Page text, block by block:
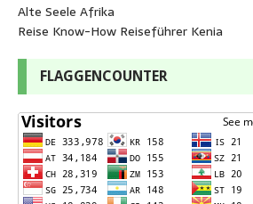
Alte Seele Afrika
Reise Know-How Reiseführer Kenia
FLAGGENCOUNTER